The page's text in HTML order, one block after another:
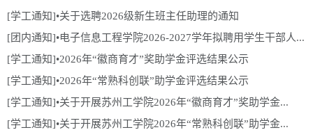
[学工通知]•关于选聘2026级新生班主任助理的通知
[团内通知]•电子信息工程学院2026-2027学年拟聘用学生干部人...
[学工通知]•2026年“徽商育才”奖助学金评选结果公示
[学工通知]•2026年“常熟科创联”助学金评选结果公示
[学工通知]•关于开展苏州工学院2026年“徽商育才”奖助学金...
[学工通知]•关于开展苏州工学院2026年“常熟科创联”助学金...